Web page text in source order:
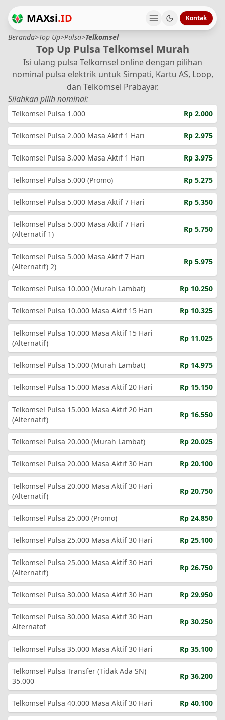
MAXsi.ID Kontak
Beranda>Top Up>Pulsa>Telkomsel
Top Up Pulsa Telkomsel Murah
Isi ulang pulsa Telkomsel online dengan pilihan
nominal pulsa elektrik untuk Simpati, Kartu AS, Loop,
dan Telkomsel Prabayar.
Silahkan pilih nominal:
Telkomsel Pulsa 1.000 Rp 2.000
Telkomsel Pulsa 2.000 Masa Aktif 1 Hari Rp 2.975
Telkomsel Pulsa 3.000 Masa Aktif 1 Hari Rp 3.975
Telkomsel Pulsa 5.000 (Promo) Rp 5.275
Telkomsel Pulsa 5.000 Masa Aktif 7 Hari Rp 5.350
Telkomsel Pulsa 5.000 Masa Aktif 7 Hari
(Alternatif 1)
Rp 5.750
Telkomsel Pulsa 5.000 Masa Aktif 7 Hari
(Alternatif) 2)
Rp 5.975
Telkomsel Pulsa 10.000 (Murah Lambat) Rp 10.250
Telkomsel Pulsa 10.000 Masa Aktif 15 Hari Rp 10.325
Telkomsel Pulsa 10.000 Masa Aktif 15 Hari
(Alternatif)
Rp 11.025
Telkomsel Pulsa 15.000 (Murah Lambat) Rp 14.975
Telkomsel Pulsa 15.000 Masa Aktif 20 Hari Rp 15.150
Telkomsel Pulsa 15.000 Masa Aktif 20 Hari
(Alternatif)
Rp 16.550
Telkomsel Pulsa 20.000 (Murah Lambat) Rp 20.025
Telkomsel Pulsa 20.000 Masa Aktif 30 Hari Rp 20.100
Telkomsel Pulsa 20.000 Masa Aktif 30 Hari
(Alternatif)
Rp 20.750
Telkomsel Pulsa 25.000 (Promo) Rp 24.850
Telkomsel Pulsa 25.000 Masa Aktif 30 Hari Rp 25.100
Telkomsel Pulsa 25.000 Masa Aktif 30 Hari
(Alternatif)
Rp 26.750
Telkomsel Pulsa 30.000 Masa Aktif 30 Hari Rp 29.950
Telkomsel Pulsa 30.000 Masa Aktif 30 Hari
Alternatof
Rp 30.250
Telkomsel Pulsa 35.000 Masa Aktif 30 Hari Rp 35.100
Telkomsel Pulsa Transfer (Tidak Ada SN)
35.000
Rp 36.200
Telkomsel Pulsa 40.000 Masa Aktif 30 Hari Rp 40.100